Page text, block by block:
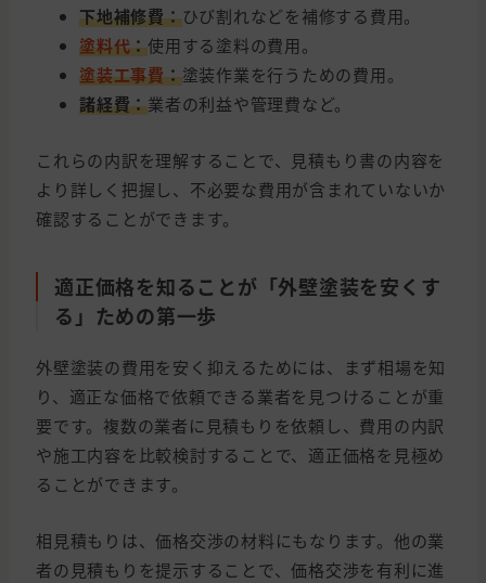
下地補修費：ひび割れなどを補修する費用。
塗料代：使用する塗料の費用。
塗装工事費：塗装作業を行うための費用。
諸経費：業者の利益や管理費など。
これらの内訳を理解することで、見積もり書の内容を
より詳しく把握し、不必要な費用が含まれていないか
確認することができます。
適正価格を知ることが「外壁塗装を安くす
る」ための第一歩
外壁塗装の費用を安く抑えるためには、まず相場を知
り、適正な価格で依頼できる業者を見つけることが重
要です。複数の業者に見積もりを依頼し、費用の内訳
や施工内容を比較検討することで、適正価格を見極め
ることができます。
相見積もりは、価格交渉の材料にもなります。他の業
者の見積もりを提示することで、価格交渉を有利に進